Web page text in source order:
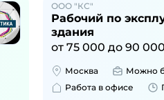
ООО "КС"
Рабочий по
здания
от75 000 до90 000
Москва
Можно
Работа в офисе